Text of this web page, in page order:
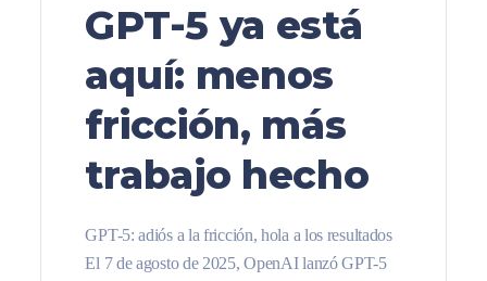
GPT-5 ya está
aquí: menos
fricción, más
trabajo hecho
GPT-5: adiós a la fricción, hola a los resultados
El 7 de agosto de 2025, OpenAI lanzó GPT-5